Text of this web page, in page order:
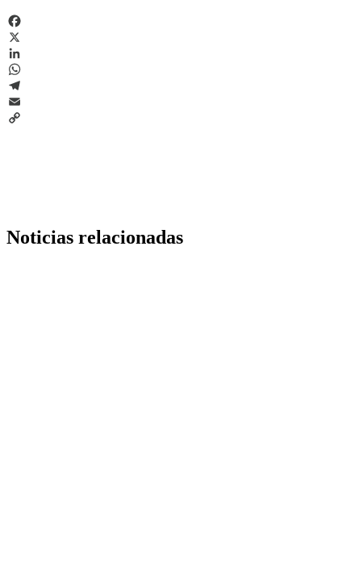
Facebook
X
LinkedIn
WhatsApp
Telegram
Email
Noticias relacionadas